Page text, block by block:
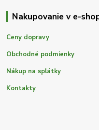
Nakupovanie v e-
Ceny dopravy
Obchodné podmienky
Nákup na splátky
Kontakty